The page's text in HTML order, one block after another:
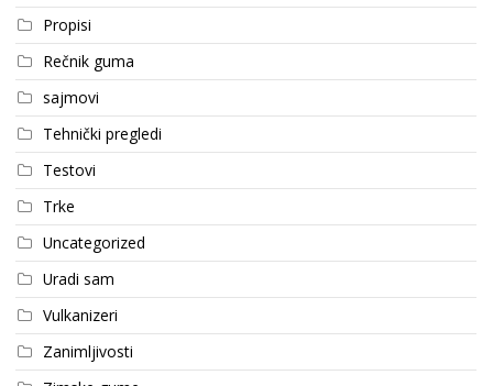
Propisi
Rečnik guma
sajmovi
Tehnički pregledi
Testovi
Trke
Uncategorized
Uradi sam
Vulkanizeri
Zanimljivosti